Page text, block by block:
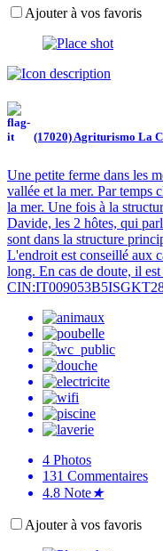
Ajouter à vos favoris
(17020) Agriturismo La
Une petite ferme dans les
vallée et la mer. Par temps
la mer. Une fois à la
Davide, les 2 hôtes, qui
sont dans la structure
L'endroit est conseillé aux
long. En cas de doute, il
4 Photos
131 Commentaires
4.8 Note★
Ajouter à vos favoris